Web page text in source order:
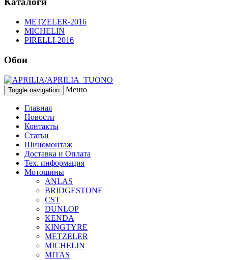
METZELER-2016
MICHELIN
PIRELLI-2016
Обои
Toggle navigation Меню
Главная
Новости
Контакты
Статьи
Шиномонтаж
Доставка и Оплата
Тех. информация
Мотошины
ANLAS
BRIDGESTONE
CST
DUNLOP
KENDA
KINGTYRE
METZELER
MICHELIN
MITAS